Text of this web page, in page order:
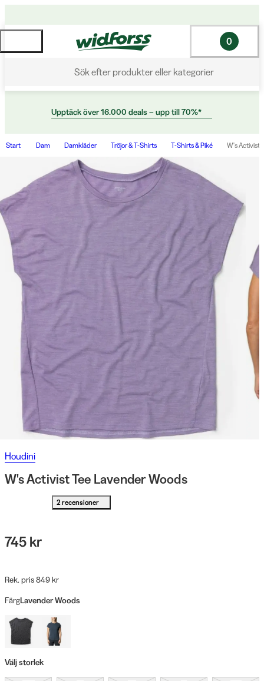
Sök efter produkter eller kategorier
0
Upptäck över 16.000 deals – upp till 70%*
Start Dam Damkläder Tröjor & T-Shirts T-Shirts & Piké W's Activist
Houdini
W's Activist Tee Lavender Woods
2 recensioner
745 kr
Rek. pris 849 kr
FärgLavender Woods
Välj storlek